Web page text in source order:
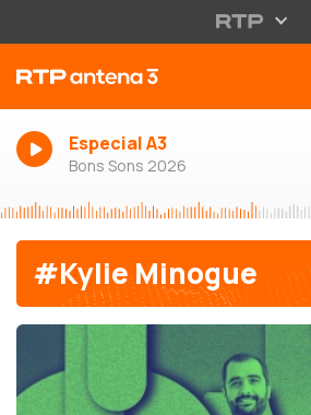
Especial A3
Bons Sons 2026
#Kylie Minogue